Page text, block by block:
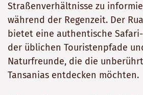
Straßenverhältnisse zu
während der Regenzeit. Der
bietet eine authentische
der üblichen Touristenpfade
Naturfreunde, die die
Tansanias entdecken möchten.